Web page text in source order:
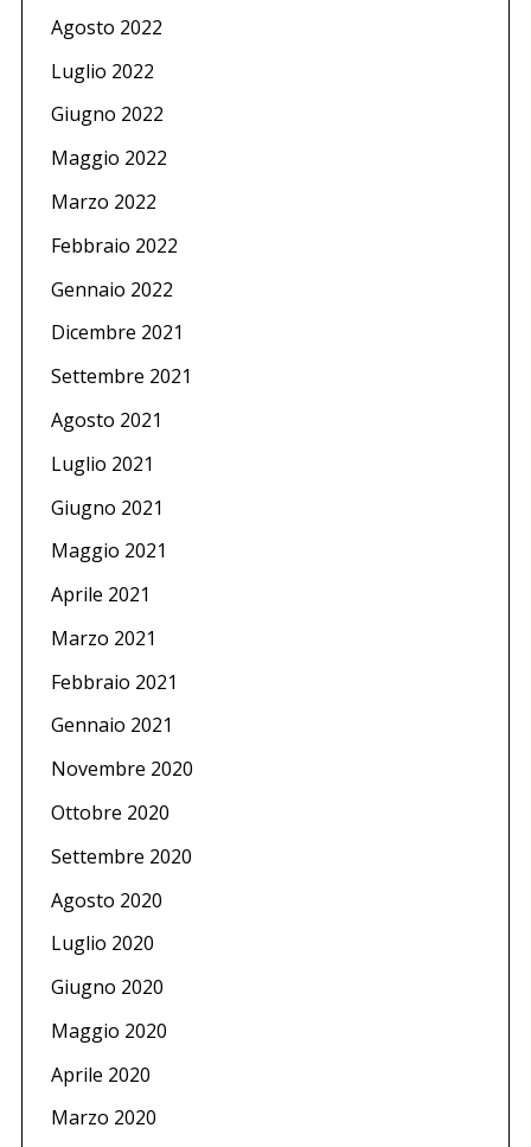
Agosto 2022
Luglio 2022
Giugno 2022
Maggio 2022
Marzo 2022
Febbraio 2022
Gennaio 2022
Dicembre 2021
Settembre 2021
Agosto 2021
Luglio 2021
Giugno 2021
Maggio 2021
Aprile 2021
Marzo 2021
Febbraio 2021
Gennaio 2021
Novembre 2020
Ottobre 2020
Settembre 2020
Agosto 2020
Luglio 2020
Giugno 2020
Maggio 2020
Aprile 2020
Marzo 2020